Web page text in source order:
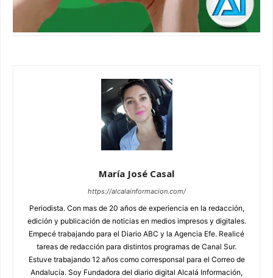
María José Casal
https://alcalainformacion.com/
Periodista. Con mas de 20 años de experiencia en la redacción,
edición y publicación de noticias en medios impresos y digitales.
Empecé trabajando para el Diario ABC y la Agencia Efe. Realicé
tareas de redacción para distintos programas de Canal Sur.
Estuve trabajando 12 años como corresponsal para el Correo de
Andalucía. Soy Fundadora del diario digital Alcalá Información,